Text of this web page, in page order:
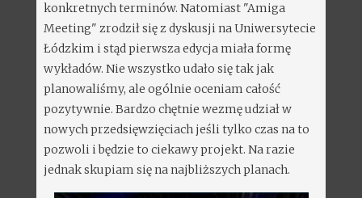
konkretnych terminów. Natomiast "Amiga
Meeting" zrodził się z dyskusji na Uniwersytecie
Łódzkim i stąd pierwsza edycja miała formę
wykładów. Nie wszystko udało się tak jak
planowaliśmy, ale ogólnie oceniam całość
pozytywnie. Bardzo chętnie wezmę udział w
nowych przedsięwzięciach jeśli tylko czas na to
pozwoli i będzie to ciekawy projekt. Na razie
jednak skupiam się na najbliższych planach.